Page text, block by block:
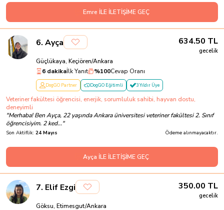
Emre İLE İLETİŞİME GEÇ
6. Ayça 634.50 TL
gecelik
Güçlükaya, Keçiören/Ankara
6 dakikaİlk Yanıt %100Cevap Oranı
DogGO Partner DogGO Eğitimli 3 Yıldır Üye
Veteriner fakültesi öğrencisi, enerjik, sorumluluk sahibi, hayvan dostu,
deneyimli
"Merhaba! Ben Ayça, 22 yaşında Ankara üniversitesi veteriner fakültesi 2. Sınıf
öğrencisiyim. 2 ked..."
Son Aktiflik: 24 Mayıs Ödeme alınmayacaktır.
Ayça İLE İLETİŞİME GEÇ
7. Elif Ezgi 350.00 TL
gecelik
Göksu, Etimesgut/Ankara